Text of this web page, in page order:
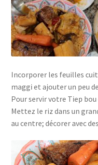
Incorporer les feuilles
maggi et ajouter un peu
Pour servir votre Tiep bou
Mettez le riz dans un
au centre; décorer avec